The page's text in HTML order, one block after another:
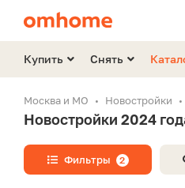
Купить Снять
Москва и МО Новостройки
Новостройки 2024
Фильтры 2